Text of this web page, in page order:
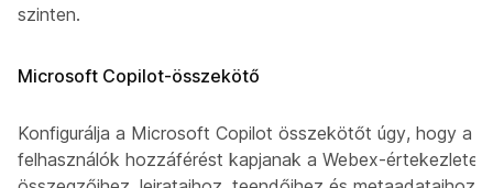
szinten.
Microsoft Copilot-összekötő
Konfigurálja a Microsoft Copilot összekötőt úgy, hogy a
felhasználók hozzáférést kapjanak a Webex-értekezletek